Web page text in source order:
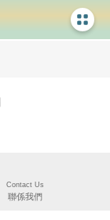
Contact Us
聯係我們